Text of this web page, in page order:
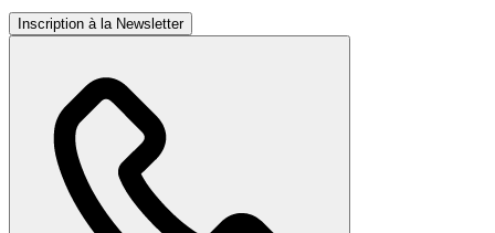
Inscription à la Newsletter